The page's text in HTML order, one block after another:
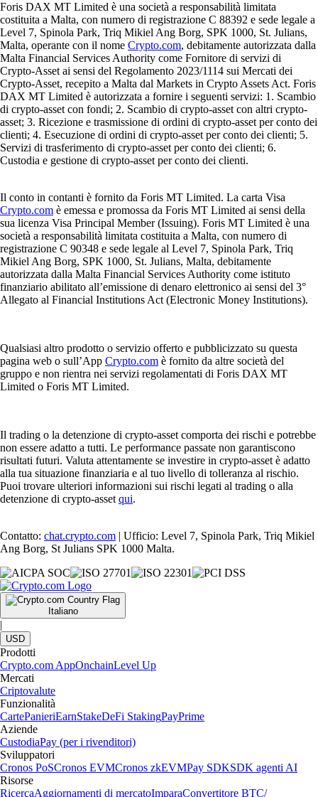
Foris DAX MT Limited è una società a responsabilità limitata
costituita a Malta, con numero di registrazione C 88392 e sede legale a
Level 7, Spinola Park, Triq Mikiel Ang Borg, SPK 1000, St. Julians,
Malta, operante con il nome Crypto.com, debitamente autorizzata dalla
Malta Financial Services Authority come Fornitore di servizi di
Crypto-Asset ai sensi del Regolamento 2023/1114 sui Mercati dei
Crypto-Asset, recepito a Malta dal Markets in Crypto Assets Act. Foris
DAX MT Limited è autorizzata a fornire i seguenti servizi: 1. Scambio
di crypto-asset con fondi; 2. Scambio di crypto-asset con altri crypto-
asset; 3. Ricezione e trasmissione di ordini di crypto-asset per conto dei
clienti; 4. Esecuzione di ordini di crypto-asset per conto dei clienti; 5.
Servizi di trasferimento di crypto-asset per conto dei clienti; 6.
Custodia e gestione di crypto-asset per conto dei clienti.
Il conto in contanti è fornito da Foris MT Limited. La carta Visa
Crypto.com è emessa e promossa da Foris MT Limited ai sensi della
sua licenza Visa Principal Member (Issuing). Foris MT Limited è una
società a responsabilità limitata costituita a Malta, con numero di
registrazione C 90348 e sede legale al Level 7, Spinola Park, Triq
Mikiel Ang Borg, SPK 1000, St. Julians, Malta, debitamente
autorizzata dalla Malta Financial Services Authority come istituto
finanziario abilitato all’emissione di denaro elettronico ai sensi del 3°
Allegato al Financial Institutions Act (Electronic Money Institutions).
Qualsiasi altro prodotto o servizio offerto e pubblicizzato su questa
pagina web o sull’App Crypto.com è fornito da altre società del
gruppo e non rientra nei servizi regolamentati di Foris DAX MT
Limited o Foris MT Limited.
Il trading o la detenzione di crypto-asset comporta dei rischi e potrebbe
non essere adatto a tutti. Le performance passate non garantiscono
risultati futuri. Valuta attentamente se investire in crypto-asset è adatto
alla tua situazione finanziaria e al tuo livello di tolleranza al rischio.
Puoi trovare ulteriori informazioni sui rischi legati al trading o alla
detenzione di crypto-asset qui.
Contatto: chat.crypto.com | Ufficio: Level 7, Spinola Park, Triq Mikiel
Ang Borg, St Julians SPK 1000 Malta.
Italiano
|
USD
Prodotti
Crypto.com AppOnchainLevel Up
Mercati
Criptovalute
Funzionalità
CartePanieriEarnStakeDeFi StakingPayPrime
Aziende
CustodiaPay (per i rivenditori)
Sviluppatori
Cronos PoSCronos EVMCronos zkEVMPay SDKSDK agenti AI
Risorse
RicercaAggiornamenti di mercatoImparaConvertitore BTC/